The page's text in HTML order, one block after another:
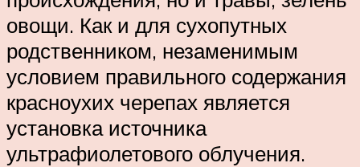
овощи. Как и для сухопутных
родственником, незаменимым
условием правильного содержания
красноухих черепах является
установка источника
ультрафиолетового облучения.